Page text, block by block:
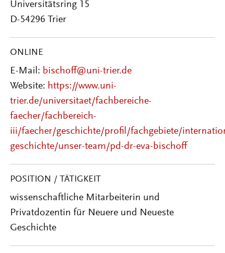
Universitätsring 15
D-54296 Trier
ONLINE
E-Mail: bischoff@uni-trier.de
Website: https://www.uni-
trier.de/universitaet/fachbereiche-
faecher/fachbereich-
iii/faecher/geschichte/profil/fachgebiete/
geschichte/unser-team/pd-dr-eva-bischoff
POSITION / TÄTIGKEIT
wissenschaftliche Mitarbeiterin und
Privatdozentin für Neuere und Neueste
Geschichte